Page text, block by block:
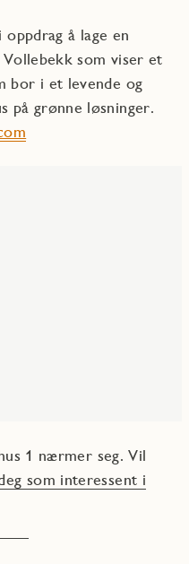
å lage en
Vollebekk som viser et
bor i et levende og
på grønne løsninger.
1 nærmer seg. Vil
som interessent i